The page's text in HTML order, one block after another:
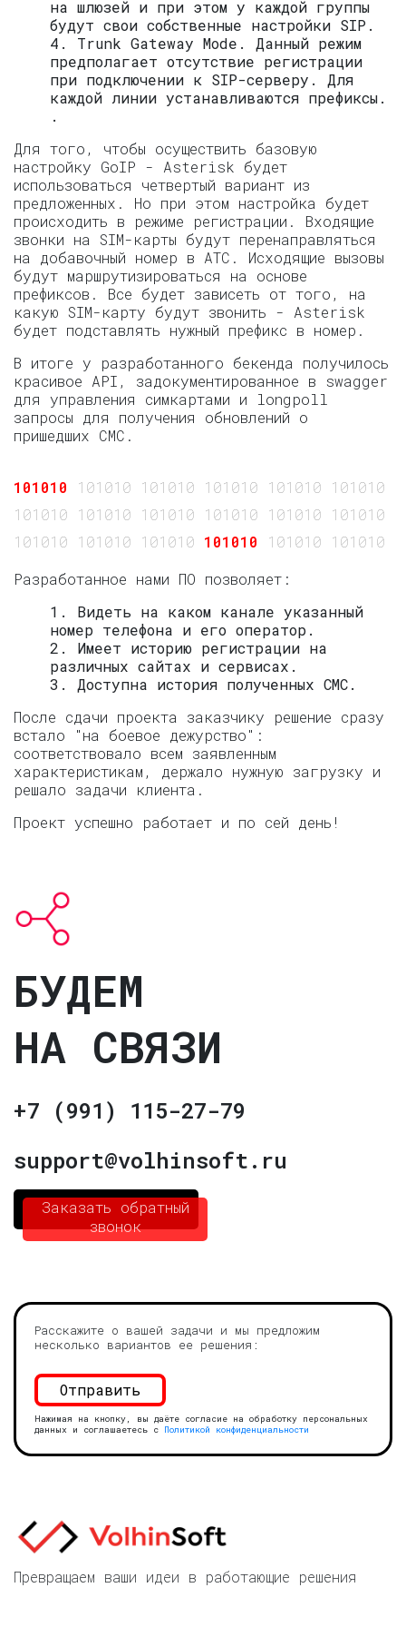
на шлюзей и при этом у каждой группы
будут свои собственные настройки SIP.
4. Trunk Gateway Mode. Данный режим
предполагает отсутствие регистрации
при подключении к SIP-серверу. Для
каждой линии устанавливаются префиксы.
.
Для того, чтобы осуществить базовую
настройку GoIP - Asterisk будет
использоваться четвертый вариант из
предложенных. Но при этом настройка будет
происходить в режиме регистрации. Входящие
звонки на SIM-карты будут перенаправляться
на добавочный номер в АТС. Исходящие вызовы
будут маршрутизироваться на основе
префиксов. Все будет зависеть от того, на
какую SIM-карту будут звонить - Asterisk
будет подставлять нужный префикс в номер.
В итоге у разработанного бекенда получилось
красивое API, задокументированное в swagger
для управления симкартами и longpoll
запросы для получения обновлений о
пришедших СМС.
101010 101010 101010 101010 101010 101010
101010 101010 101010 101010 101010 101010
101010 101010 101010 101010 101010 101010
Разработанное нами ПО позволяет:
1. Видеть на каком канале указанный
номер телефона и его оператор.
2. Имеет историю регистрации на
различных сайтах и сервисах.
3. Доступна история полученных СМС.
После сдачи проекта заказчику решение сразу
встало "на боевое дежурство":
соответствовало всем заявленным
характеристикам, держало нужную загрузку и
решало задачи клиента.
Проект успешно работает и по сей день!
БУДЕМ
НА СВЯЗИ
+7 (991) 115-27-79
support@volhinsoft.ru
Заказать обратный
звонок
Расскажите о вашей задачи и мы предложим
несколько вариантов ее решения:
Нажимая на кнопку, вы даёте согласие на обработку персональных
данных и соглашаетесь с Политикой конфиденциальности
Превращаем ваши идеи в работающие решения